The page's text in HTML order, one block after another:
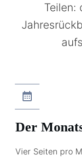
Teilen:
Der
Vier Seiten pro